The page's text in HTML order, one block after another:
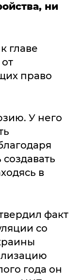
ни
главе
право
У него
в
факт
со
года он